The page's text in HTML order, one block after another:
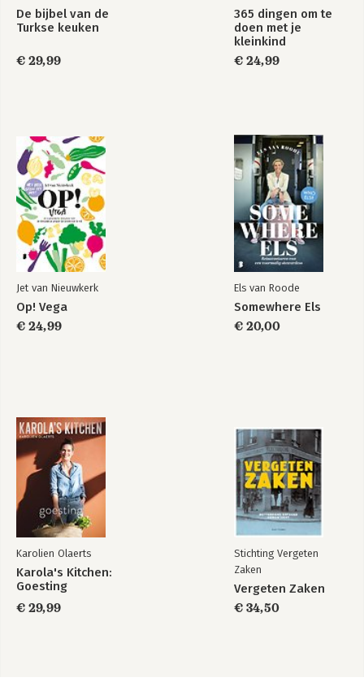
De bijbel van de
Turkse keuken
€ 29,99
365 dingen om te
doen met je
kleinkind
€ 24,99
Jet van Nieuwkerk
Op! Vega
€ 24,99
Els van Roode
Somewhere Els
€ 20,00
Karolien Olaerts
Karola's Kitchen:
Goesting
€ 29,99
Stichting Vergeten
Zaken
Vergeten Zaken
€ 34,50